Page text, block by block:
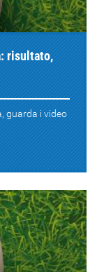
risultato,
guarda i video